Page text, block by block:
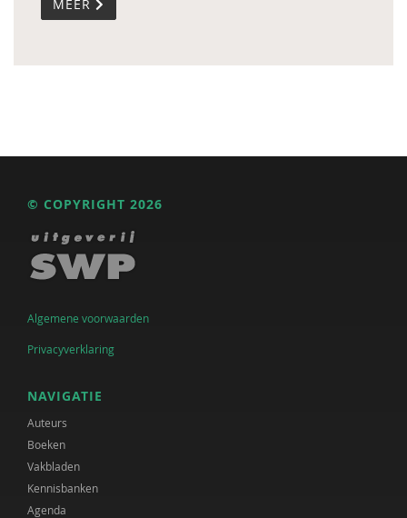
MEER
© COPYRIGHT 2026
Algemene voorwaarden
Privacyverklaring
NAVIGATIE
Auteurs
Boeken
Vakbladen
Kennisbanken
Agenda